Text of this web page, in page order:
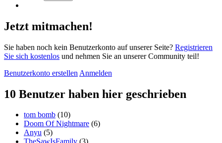
Jetzt mitmachen!
Sie haben noch kein Benutzerkonto auf unserer Seite? Registrieren
Sie sich kostenlos und nehmen Sie an unserer Community teil!
Benutzerkonto erstellen Anmelden
10 Benutzer haben hier geschrieben
tom bomb (10)
Doom Of Nightmare (6)
Anyu (5)